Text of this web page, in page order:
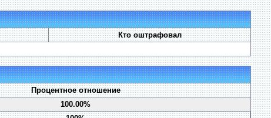
Кто оштрафовал
Процентное отношение
100.00%